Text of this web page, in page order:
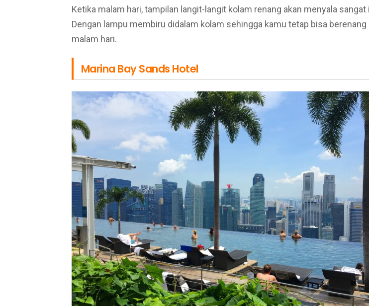
Ketika malam hari, tampilan langit-langit kolam renang akan menyala sangat
Dengan lampu membiru didalam kolam sehingga kamu tetap bisa berenang
malam hari.
Marina Bay Sands Hotel